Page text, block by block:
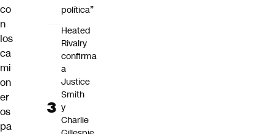
co
n
los
ca
mi
on
er
os
pa
política”
Heated
Rivalry
confirma
a
Justice
Smith
y
Charlie